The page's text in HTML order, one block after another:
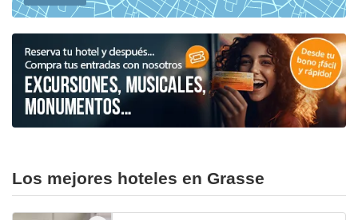
Los mejores hoteles en Grasse